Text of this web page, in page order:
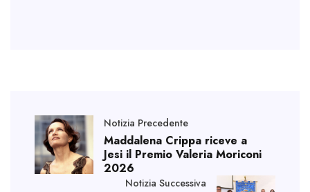
Notizia Precedente
Maddalena Crippa riceve a
Jesi il Premio Valeria Moriconi
2026
Notizia Successiva